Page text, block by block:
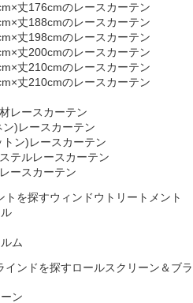
丈176cmのレースカーテン
丈188cmのレースカーテン
丈198cmのレースカーテン
丈200cmのレースカーテン
丈210cmのレースカーテン
丈210cmのレースカーテン
レースカーテン
ン)レースカーテン
トン)レースカーテン
テルレースカーテン
ースカーテン
ウィンドウトリートメント
ム
ロールスクリーン＆ブラ
ン